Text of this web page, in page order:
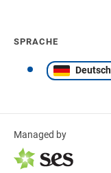
SPRACHE
Deutsch
Managed by